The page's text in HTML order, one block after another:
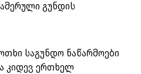
გუნდის
საგუნდო ნაწარმოები
კიდევ ერთხელ